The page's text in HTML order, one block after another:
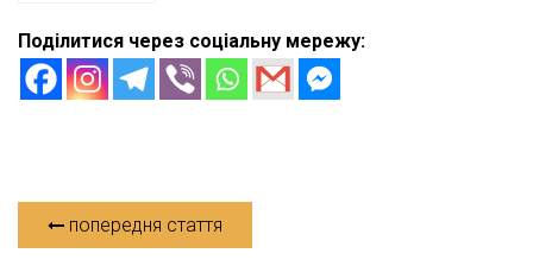
Поділитися через соціальну мережу:
попередня стаття